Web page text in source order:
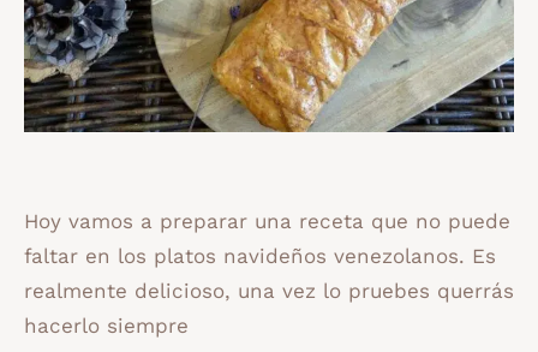
Hoy vamos a preparar una receta que no puede
faltar en los platos navideños venezolanos. Es
realmente delicioso, una vez lo pruebes querrás
hacerlo siempre